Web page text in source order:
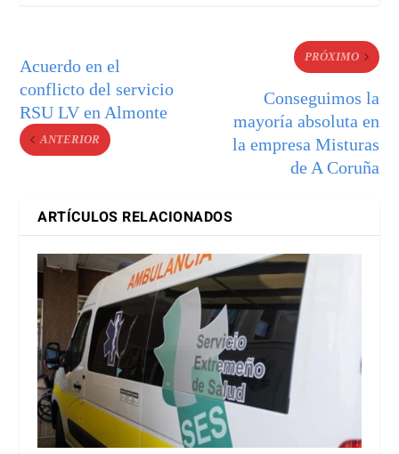
Acuerdo en el
conflicto del servicio
RSU LV en Almonte
ANTERIOR
PRÓXIMO
Conseguimos la
mayoría absoluta en
la empresa Misturas
de A Coruña
ARTÍCULOS RELACIONADOS